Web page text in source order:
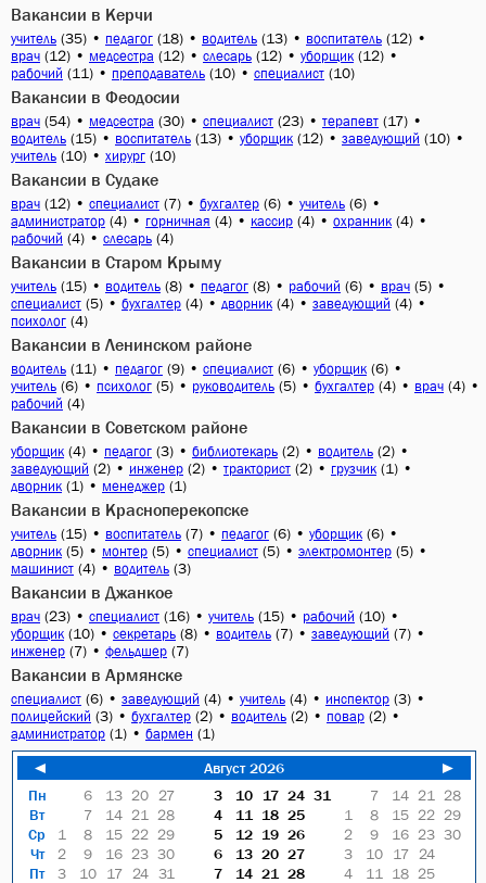
Вакансии в Керчи
учитель (35) • педагог (18) • водитель (13) • воспитатель (12) •
врач (12) • медсестра (12) • слесарь (12) • уборщик (12) •
рабочий (11) • преподаватель (10) • специалист (10)
Вакансии в Феодосии
врач (54) • медсестра (30) • специалист (23) • терапевт (17) •
водитель (15) • воспитатель (13) • уборщик (12) • заведующий (10) •
учитель (10) • хирург (10)
Вакансии в Судаке
врач (12) • специалист (7) • бухгалтер (6) • учитель (6) •
администратор (4) • горничная (4) • кассир (4) • охранник (4) •
рабочий (4) • слесарь (4)
Вакансии в Старом Крыму
учитель (15) • водитель (8) • педагог (8) • рабочий (6) • врач (5) •
специалист (5) • бухгалтер (4) • дворник (4) • заведующий (4) •
психолог (4)
Вакансии в Ленинском районе
водитель (11) • педагог (9) • специалист (6) • уборщик (6) •
учитель (6) • психолог (5) • руководитель (5) • бухгалтер (4) • врач (4) •
рабочий (4)
Вакансии в Советском районе
уборщик (4) • педагог (3) • библиотекарь (2) • водитель (2) •
заведующий (2) • инженер (2) • тракторист (2) • грузчик (1) •
дворник (1) • менеджер (1)
Вакансии в Красноперекопске
учитель (15) • воспитатель (7) • педагог (6) • уборщик (6) •
дворник (5) • монтер (5) • специалист (5) • электромонтер (5) •
машинист (4) • водитель (3)
Вакансии в Джанкое
врач (23) • специалист (16) • учитель (15) • рабочий (10) •
уборщик (10) • секретарь (8) • водитель (7) • заведующий (7) •
инженер (7) • фельдшер (7)
Вакансии в Армянске
специалист (6) • заведующий (4) • учитель (4) • инспектор (3) •
полицейский (3) • бухгалтер (2) • водитель (2) • повар (2) •
администратор (1) • бармен (1)
◄
Август 2026
►
Пн
Вт
Ср
Чт
Пт
6 13 20
27
7
14 21
28
1
8 15 22 29
2
9 16 23 30
3
10 17 24 31
3 10 17 24 31
4
11 18 25
5
12 19 26
6
13 20 27
7
14 21
28
7 14 21
28
1
8 15 22 29
2
9 16 23 30
3
10 17
24
4
11 18 25